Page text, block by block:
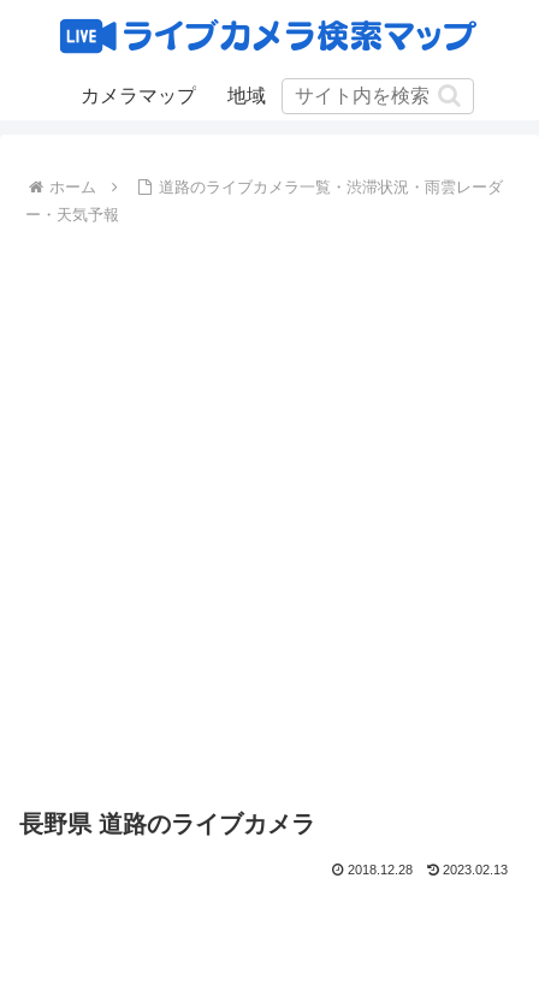
カメラマップ 地域
ホーム
道路のライブカメラ一覧・渋滞状況・雨雲レーダ
ー・天気予報
長野県 道路のライブカメラ
2018.12.28 2023.02.13